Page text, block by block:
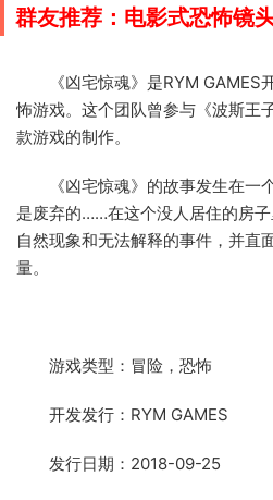
群友推荐：电影式恐怖镜
《凶宅惊魂》是RYM
怖游戏。这个团队曾参与《波斯王
款游戏的制作。
《凶宅惊魂》的故事发生在
是废弃的……在这个没人居住的房
自然现象和无法解释的事件，并直
量。
游戏类型：冒险，恐怖
开发发行：RYM GAMES
发行日期：2018-09-25